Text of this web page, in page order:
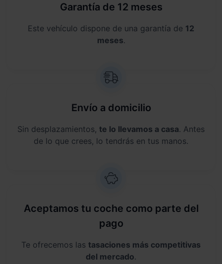
Garantía de 12 meses
Este vehículo dispone de una garantía de 12
meses.
Envío a domicilio
Sin desplazamientos, te lo llevamos a casa. Antes
de lo que crees, lo tendrás en tus manos.
Aceptamos tu coche como parte del
pago
Te ofrecemos las tasaciones más competitivas
del mercado.